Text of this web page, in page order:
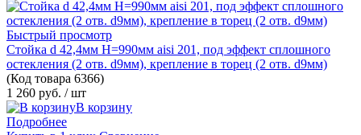
Быстрый просмотр
Стойка d 42,4мм H=990мм aisi 201, под эффект сплошного
остекления (2 отв. d9мм), крепление в торец (2 отв. d9мм)
(Код товара 6366)
1 260 руб. / шт
В корзину
Подробнее